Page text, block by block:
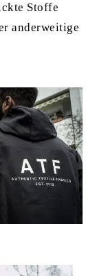
Stoffe
anderweitige